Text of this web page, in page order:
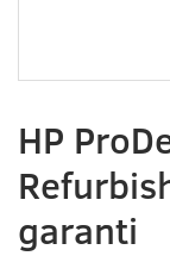
HP
garanti